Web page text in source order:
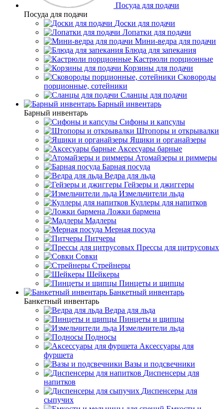
Посуда для подачи
Посуда для подачи
Доски для подачи
Лопатки для подачи
Мини-ведра для подачи
Блюда для запекания
Кастрюли порционные
Корзины для подачи
Сковороды
порционные, сотейники
Сланцы для подачи
Барный инвентарь
Барный инвентарь
Сифоны и капсулы
Штопоры и открывалки
Ящики и органайзеры
Аксесуары барные
Атомайзеры и риммеры
Барная посуда
Ведра для льда
Гейзеры и джиггеры
Измельчители льда
Куллеры для напитков
Ложки бармена
Мадлеры
Мерная посуда
Питчеры
Прессы для цитрусовых
Совки
Стрейнеры
Шейкеры
Пинцеты и щипцы
Банкетный инвентарь
Банкетный инвентарь
Ведра для льда
Пинцеты и щипцы
Измельчители льда
Подносы
Аксессуары для
фуршета
Вазы и подсвечники
Диспенсеры для
напитков
Диспенсеры для
сыпучих